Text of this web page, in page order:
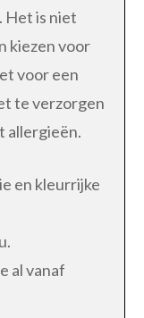
Het is niet
kiezen voor
voor een
te verzorgen
allergieën.
en kleurrijke
al vanaf